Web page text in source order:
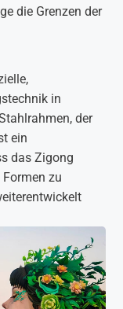
die Grenzen der
in
der
ein
das Zigong
zu